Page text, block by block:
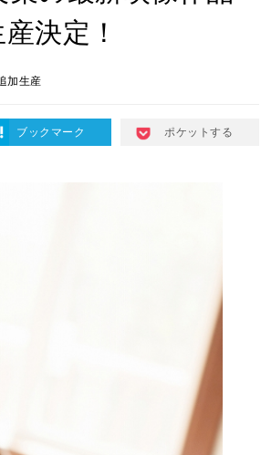
決定！
加生産
ブックマーク ポケットする